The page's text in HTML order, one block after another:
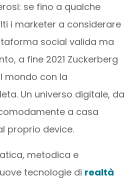
se fino a qualche
i marketer a considerare
social valida ma
a fine 2021 Zuckerberg
mondo con la
Un universo digitale, da
a casa
proprio device.
metodica e
tecnologie di realtà